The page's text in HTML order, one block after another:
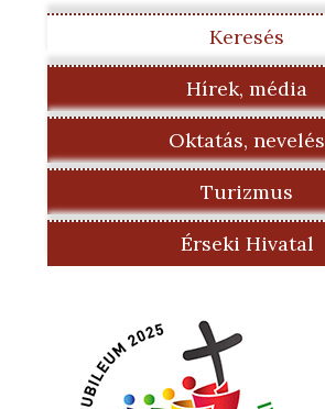
Keresés
Hírek, média
Oktatás, nevelés
Turizmus
Érseki Hivatal